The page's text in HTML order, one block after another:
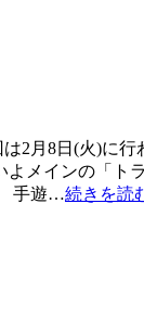
2月8日(火)に
インの「ト
手遊…続きを読